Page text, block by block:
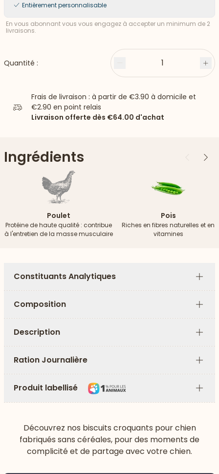
Entièrement personnalisable
En vous abonnant vous vous engagez à accepter un minimum de 2
livraisons.
Quantité : Moins 1
Frais de livraison : à partir de €3.90 à domicile et
€2.90 en point relais
Livraison offerte dès €64.00 d'achat
Ingrédients Précédent
Poulet
Protéine de haute qualité : contribue
à l'entretien de la masse musculaire
Pois
Riches en fibres naturelles et en
vitamines
Constituants Analytiques
Plus
Composition
Plus
Description
Plus
Ration Journalière
Plus
Produit labellisé
Découvrez nos biscuits croquants pour chien
fabriqués sans céréales, pour des moments de
complicité et de partage avec votre chien.